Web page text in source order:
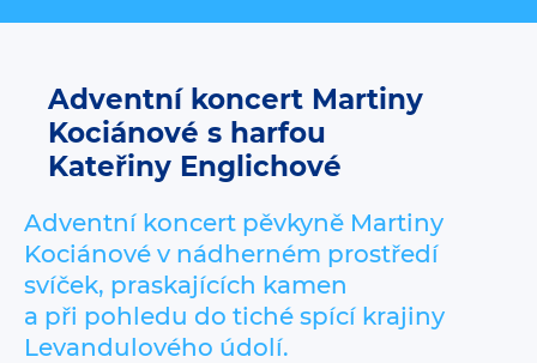
Adventní koncert Martiny
Kociánové s harfou
Kateřiny Englichové
Adventní koncert pěvkyně Martiny
Kociánové v nádherném prostředí
svíček, praskajících kamen
a při pohledu do tiché spící krajiny
Levandulového údolí.